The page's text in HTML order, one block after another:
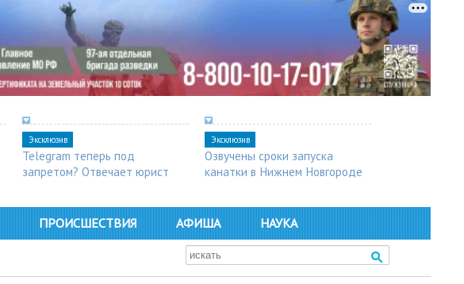
Эксклюзив
Telegram теперь под
запретом? Отвечает юрист
Эксклюзив
Озвучены сроки запуска
канатки в Нижнем Новгороде
ПРОИСШЕСТВИЯ АФИША НАУКА